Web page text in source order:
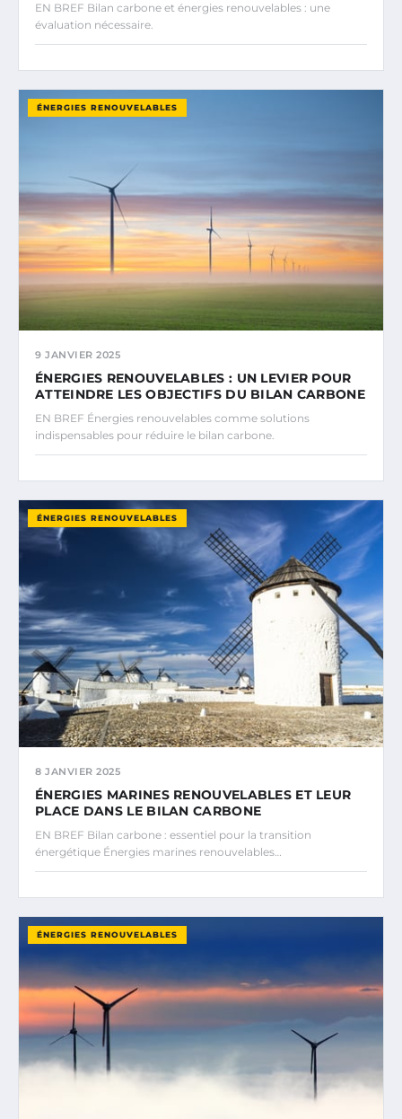
EN BREF Bilan carbone et énergies renouvelables : une
évaluation nécessaire.
ÉNERGIES RENOUVELABLES
9 JANVIER 2025
ÉNERGIES RENOUVELABLES : UN LEVIER POUR
ATTEINDRE LES OBJECTIFS DU BILAN CARBONE
EN BREF Énergies renouvelables comme solutions
indispensables pour réduire le bilan carbone.
ÉNERGIES RENOUVELABLES
8 JANVIER 2025
ÉNERGIES MARINES RENOUVELABLES ET LEUR
PLACE DANS LE BILAN CARBONE
EN BREF Bilan carbone : essentiel pour la transition
énergétique Énergies marines renouvelables…
ÉNERGIES RENOUVELABLES